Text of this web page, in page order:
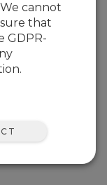
la sonde
son système
de garde
cannot
that
GDPR-